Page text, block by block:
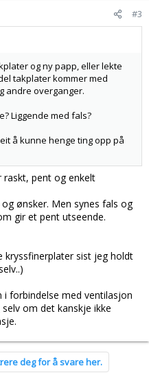
#3
og ny papp, eller lekte
takplater kommer med
andre overganger.
Liggende med fals?
å kunne henge ting opp på
raskt, pent og enkelt
ønsker. Men synes fals og
gir et pent utseende.
kryssfinerplater sist jeg holdt
i forbindelse med ventilasjon
om det kanskje ikke
deg for å svare her.